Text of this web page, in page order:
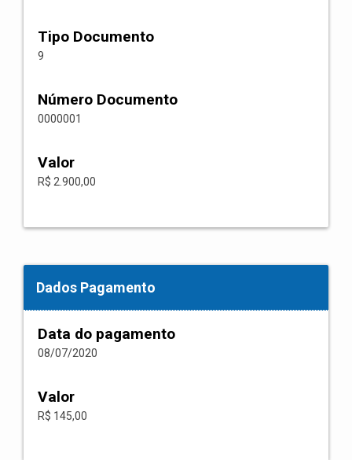
Tipo Documento
9
Número Documento
0000001
Valor
R$ 2.900,00
Dados Pagamento
Data do pagamento
08/07/2020
Valor
R$ 145,00